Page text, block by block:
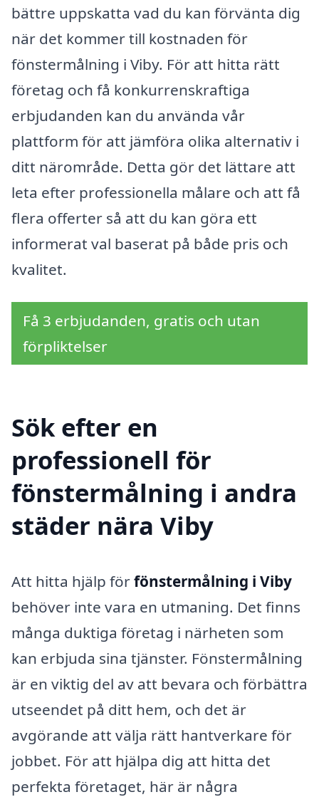
bättre uppskatta vad du kan förvänta dig
när det kommer till kostnaden för
fönstermålning i Viby. För att hitta rätt
företag och få konkurrenskraftiga
erbjudanden kan du använda vår
plattform för att jämföra olika alternativ i
ditt närområde. Detta gör det lättare att
leta efter professionella målare och att få
flera offerter så att du kan göra ett
informerat val baserat på både pris och
kvalitet.
Få 3 erbjudanden, gratis och utan
förpliktelser
Sök efter en
professionell för
fönstermålning i andra
städer nära Viby
Att hitta hjälp förfönstermålning i Viby
behöver inte vara en utmaning. Det finns
många duktiga företag i närheten som
kan erbjuda sina tjänster. Fönstermålning
är en viktig del av att bevara och förbättra
utseendet på ditt hem, och det är
avgörande att välja rätt hantverkare för
jobbet. För att hjälpa dig att hitta det
perfekta företaget, här är några